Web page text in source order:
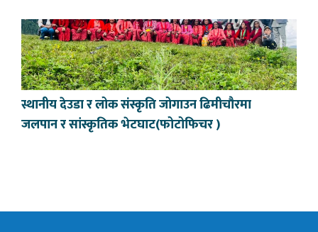
स्थानीय देउडा र लोक संस्कृति जोगाउन ढिमीचौरमा
जलपान र सांस्कृतिक भेटघाट(फोटोफिचर )